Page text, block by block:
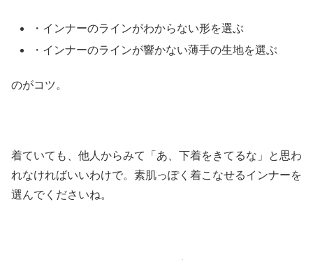
・インナーのラインがわからない形を選ぶ
・インナーのラインが響かない薄手の生地を選ぶ
のがコツ。
着ていても、他人からみて「あ、下着をきてるな」と思わ
れなければいいわけで。素肌っぽく着こなせるインナーを
選んでくださいね。